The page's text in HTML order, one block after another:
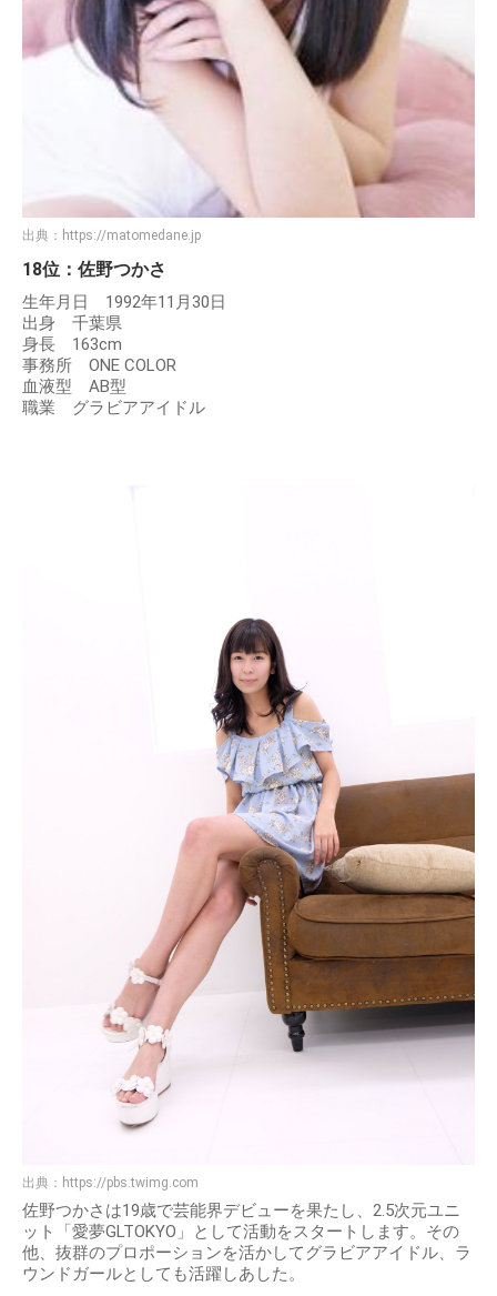
出典： https://matomedane.jp
18位：佐野つかさ
生年月日 1992年11月30日
出身 千葉県
身長 163cm
事務所 ONE COLOR
血液型 AB型
職業 グラビアアイドル
出典： https://pbs.twimg.com
佐野つかさは19歳で芸能界デビューを果たし、2.5次元ユニ
ット「愛夢GLTOKYO」として活動をスタートします。その
他、抜群のプロポーションを活かしてグラビアアイドル、ラ
ウンドガールとしても活躍しあした。